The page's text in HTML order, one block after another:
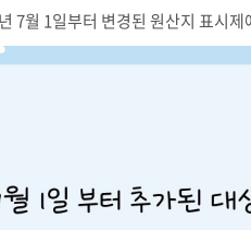
7월 1일부터 변경된 원산지 표시